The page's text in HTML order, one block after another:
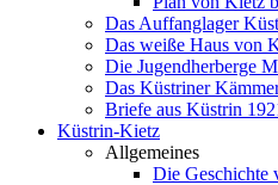
Das Auffanglager
Das weiße Haus von
Die Jugendherberge
Das Küstriner
Briefe aus Küstrin
Küstrin-Kietz
Allgemeines
Die Geschichte